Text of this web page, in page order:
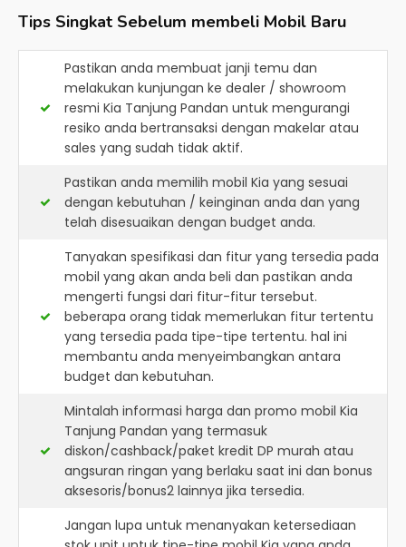
Tips Singkat Sebelum membeli Mobil Baru
Pastikan anda membuat janji temu dan
melakukan kunjungan ke dealer / showroom
resmi Kia Tanjung Pandan untuk mengurangi
resiko anda bertransaksi dengan makelar atau
sales yang sudah tidak aktif.
Pastikan anda memilih mobil Kia yang sesuai
dengan kebutuhan / keinginan anda dan yang
telah disesuaikan dengan budget anda.
Tanyakan spesifikasi dan fitur yang tersedia pada
mobil yang akan anda beli dan pastikan anda
mengerti fungsi dari fitur-fitur tersebut.
beberapa orang tidak memerlukan fitur tertentu
yang tersedia pada tipe-tipe tertentu. hal ini
membantu anda menyeimbangkan antara
budget dan kebutuhan.
Mintalah informasi harga dan promo mobil Kia
Tanjung Pandan yang termasuk
diskon/cashback/paket kredit DP murah atau
angsuran ringan yang berlaku saat ini dan bonus
aksesoris/bonus2 lainnya jika tersedia.
Jangan lupa untuk menanyakan ketersediaan